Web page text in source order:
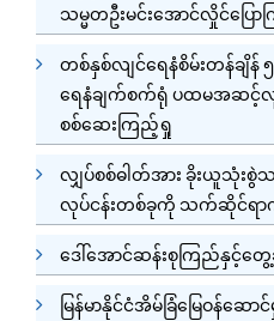
သမ္မတဦးမင်းအောင်လှိုင်ပြောက
တစ်နှစ်လျင်ရေနံစိမ်းတန်ချိ
ရေနံချက်စက်ရုံ ပထမအဆင့်လုပ်
စစ်ဆေးကြည့်ရှု
လျှပ်စစ်ဓါတ်အား ခိုးယူသုံး
လုပ်ငန်းတစ်ခုကို သက်ဆိုင်ရာ
ဒေါ်အောင်ဆန်းစုကြည်နှင့်တွ
မြန်မာနိုင်ငံအိမ်ခြံမြေဝန်ဆေ